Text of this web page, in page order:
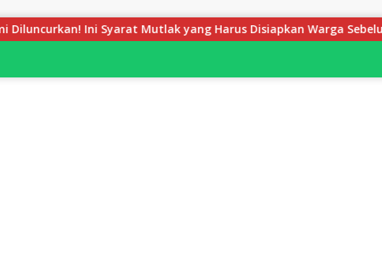
Mutlak yang Harus Disiapkan Warga Sebelum Petugas BPN Ukur